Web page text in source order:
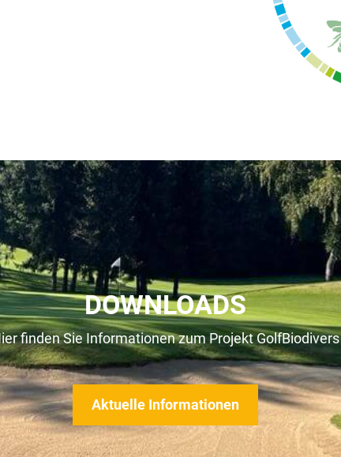
DOWNLOADS
finden Sie Informationen zum Projekt GolfBiodivers
Aktuelle Informationen